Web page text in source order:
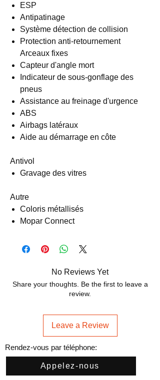
ESP
Antipatinage
Système détection de collision
Protection anti-retournement
Arceaux fixes
Capteur d'angle mort
Indicateur de sous-gonflage des
pneus
Assistance au freinage d'urgence
ABS
Airbags latéraux
Aide au démarrage en côte
Antivol
Gravage des vitres
Autre
Coloris métallisés
Mopar Connect
No Reviews Yet
Share your thoughts. Be the first to leave a
review.
Leave a Review
Rendez-vous par téléphone:
Appelez-nous